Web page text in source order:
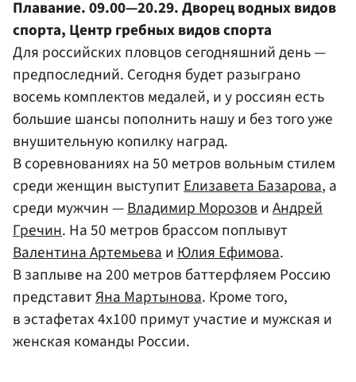
Плавание. 09.00—20.29. Дворец водных видов
спорта, Центр гребных видов спорта
Для российских пловцов сегодняшний день —
предпоследний. Сегодня будет разыграно
восемь комплектов медалей, и у россиян есть
большие шансы пополнить нашу и без того уже
внушительную копилку наград.
В соревнованиях на 50 метров вольным стилем
среди женщин выступитЕлизавета Базарова, а
среди мужчин —Владимир МорозовиАндрей
Гречин. На 50 метров брассом поплывут
Валентина АртемьеваиЮлия Ефимова.
В заплыве на 200 метров баттерфляем Россию
представитЯна Мартынова. Кроме того,
в эстафетах 4х100 примут участие и мужская и
женская команды России.